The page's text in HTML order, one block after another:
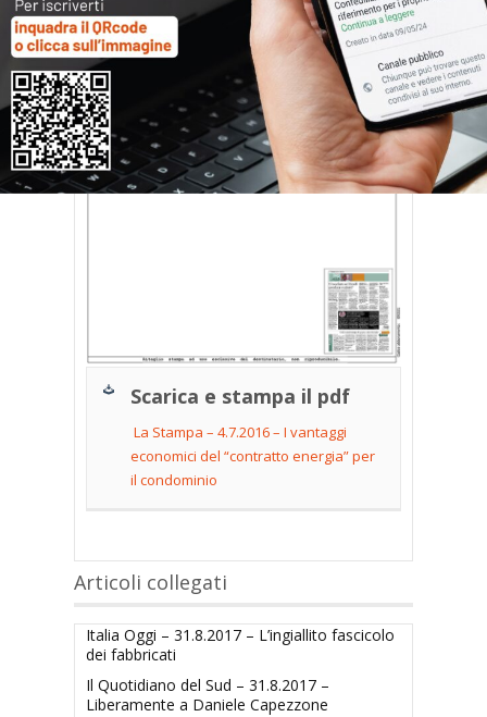
Scarica e stampa il pdf
La Stampa – 4.7.2016 – I vantaggi
economici del “contratto energia” per
il condominio
Articoli collegati
Italia Oggi – 31.8.2017 – L’ingiallito fascicolo
dei fabbricati
Il Quotidiano del Sud – 31.8.2017 –
Liberamente a Daniele Capezzone